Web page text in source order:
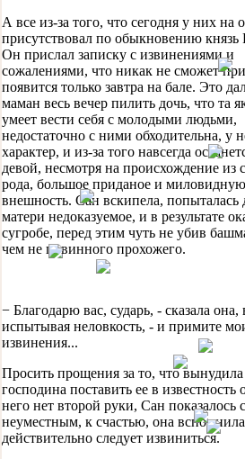
А все из-за того, что сегодня у них на
присутствовал по обыкновению князь
Он прислал записку с извинениями и
сожалениями, что никак не сможет
появится только завтра на бале. Это
маман весь вечер пилить дочь, что та
умеет вести себя с молодыми людьми,
недостаточно с ними обходительна, у
характер, и из-за того навсегда
девой, несмотря на происхождение из
рода, большое приданое и миловидную
внешность. Сан вскипела, попыталась
матери недоказуемое, и в результате
сугробе, перед этим чуть не убив
чем не повинного прохожего.
− Благодарю вас, сударь, - сказала она,
испытывая неловкость, - и примите
извинения...
Просить прощения за то, что вынудила
господина поставить ее в известность
него нет второй руки, Сан показалось
неуместным, к счастью, она
действительно следует извиниться.